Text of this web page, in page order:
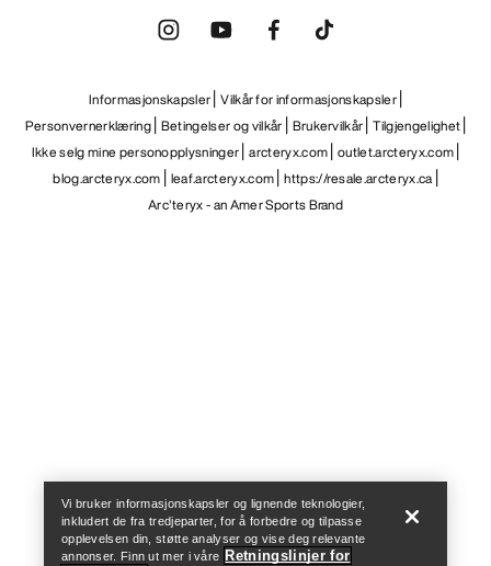
Informasjonskapsler Vilkår for informasjonskapsler
Personvernerklæring Betingelser og vilkår Brukervilkår Tilgjengelighet
Ikke selg mine personopplysninger arcteryx.com outlet.arcteryx.com
blog.arcteryx.com leaf.arcteryx.com https://resale.arcteryx.ca
Arc'teryx - an Amer Sports Brand
Vi bruker informasjonskapsler og lignende teknologier,
inkludert de fra tredjeparter, for å forbedre og tilpasse
opplevelsen din, støtte analyser og vise deg relevante
annonser. Finn ut mer i våre Retningslinjer for